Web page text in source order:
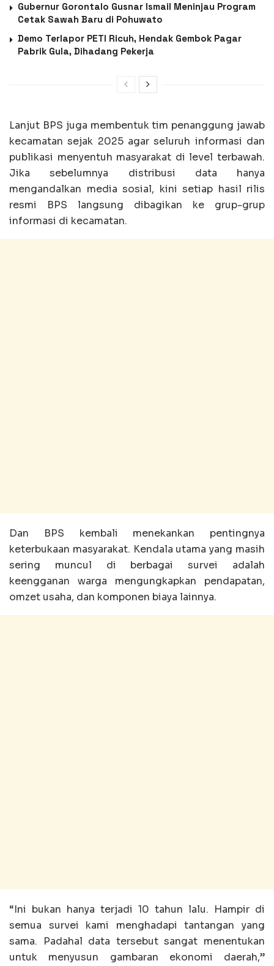
Gubernur Gorontalo Gusnar Ismail Meninjau Program
Cetak Sawah Baru di Pohuwato
Demo Terlapor PETI Ricuh, Hendak Gembok Pagar
Pabrik Gula, Dihadang Pekerja
Lanjut BPS juga membentuk tim penanggung jawab
kecamatan sejak 2025 agar seluruh informasi dan
publikasi menyentuh masyarakat di level terbawah.
Jika sebelumnya distribusi data hanya
mengandalkan media sosial, kini setiap hasil rilis
resmi BPS langsung dibagikan ke grup-grup
informasi di kecamatan.
Dan BPS kembali menekankan pentingnya
keterbukaan masyarakat. Kendala utama yang masih
sering muncul di berbagai survei adalah
keengganan warga mengungkapkan pendapatan,
omzet usaha, dan komponen biaya lainnya.
“Ini bukan hanya terjadi 10 tahun lalu. Hampir di
semua survei kami menghadapi tantangan yang
sama. Padahal data tersebut sangat menentukan
untuk menyusun gambaran ekonomi daerah,”